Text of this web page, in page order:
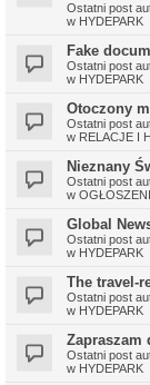
Ostatni post
w HYDEPARK
Fake
Ostatni post
w HYDEPARK
Otoczony
Ostatni post
w RELACJE I
Nieznany
Ostatni post
w
Global
Ostatni post
w HYDEPARK
The travel-
Ostatni post
w HYDEPARK
Zapraszam
Ostatni post
w HYDEPARK